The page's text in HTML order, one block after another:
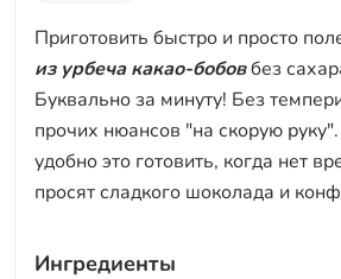
Приготовить быстро и просто
из урбеча какао-бобовбез
Буквально за минуту! Без
прочих нюансов "на скорую
удобно это готовить, когда нет
просят сладкого шоколада и
Ингредиенты